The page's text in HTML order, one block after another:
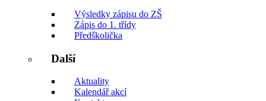
Výsledky zápisu do ZŠ
Zápis do 1. třídy
Předškolička
Další
Aktuality
Kalendář akcí